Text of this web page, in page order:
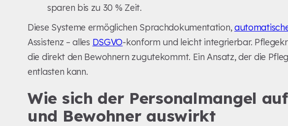
sparen bis zu 30 % Zeit.
Diese Systeme ermöglichen Sprachdokumentation,
Assistenz – alles DSGVO-konform und leicht integrierbar.
die direkt den Bewohnern zugutekommt. Ein Ansatz, der die
entlasten kann.
Wie sich der Personalmangel
und Bewohner auswirkt